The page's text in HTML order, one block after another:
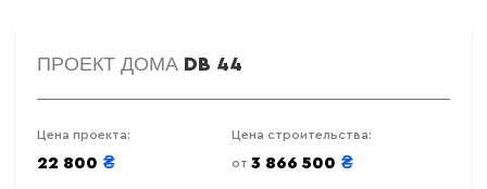
ПРОЕКТ ДОМА DB 44
Цена проекта:
22 800 ₴
Цена строительства:
от 3 866 500 ₴